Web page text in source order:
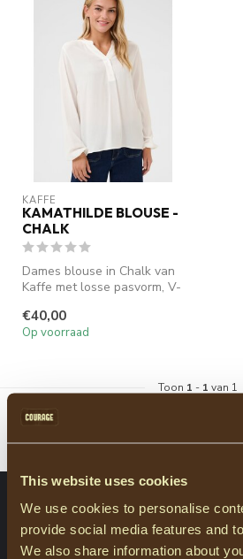
This website uses cookies
We use cookies to personalise
provide social media features and
We also share information about
KAFFE
KAMATHILDE BLOUSE -
CHALK
Dames blouse in Chalk van
Kaffe met losse pasvorm, V-
€40,00
Op voorraad
Toon 1 - 1 van 1
ABONNEER JE OP ONZE
Blijf op de hoogte over onze laatste